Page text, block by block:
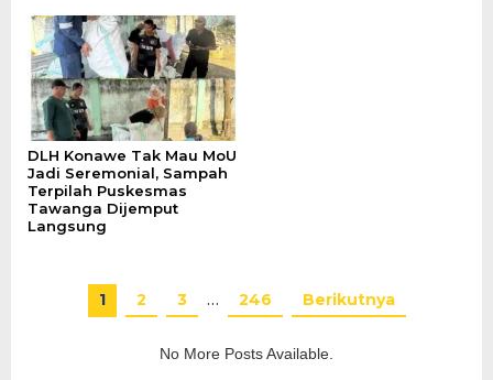
DLH Konawe Tak Mau MoU
Jadi Seremonial, Sampah
Terpilah Puskesmas
Tawanga Dijemput
Langsung
1 2 3 … 246 Berikutnya
No More Posts Available.